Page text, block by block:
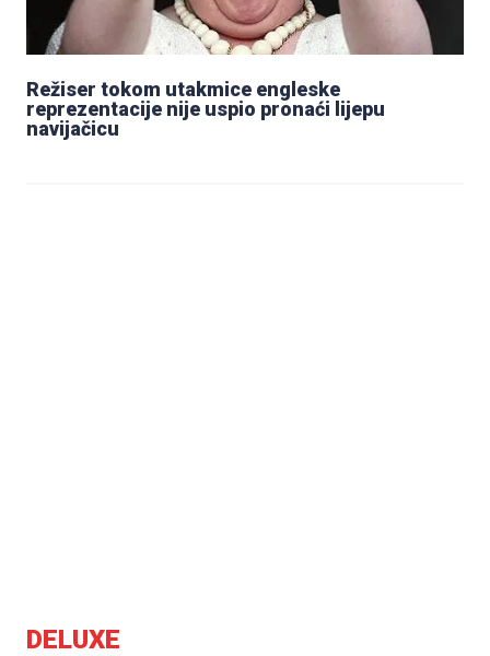
Režiser tokom utakmice engleske
reprezentacije nije uspio pronaći lijepu
navijačicu
DELUXE